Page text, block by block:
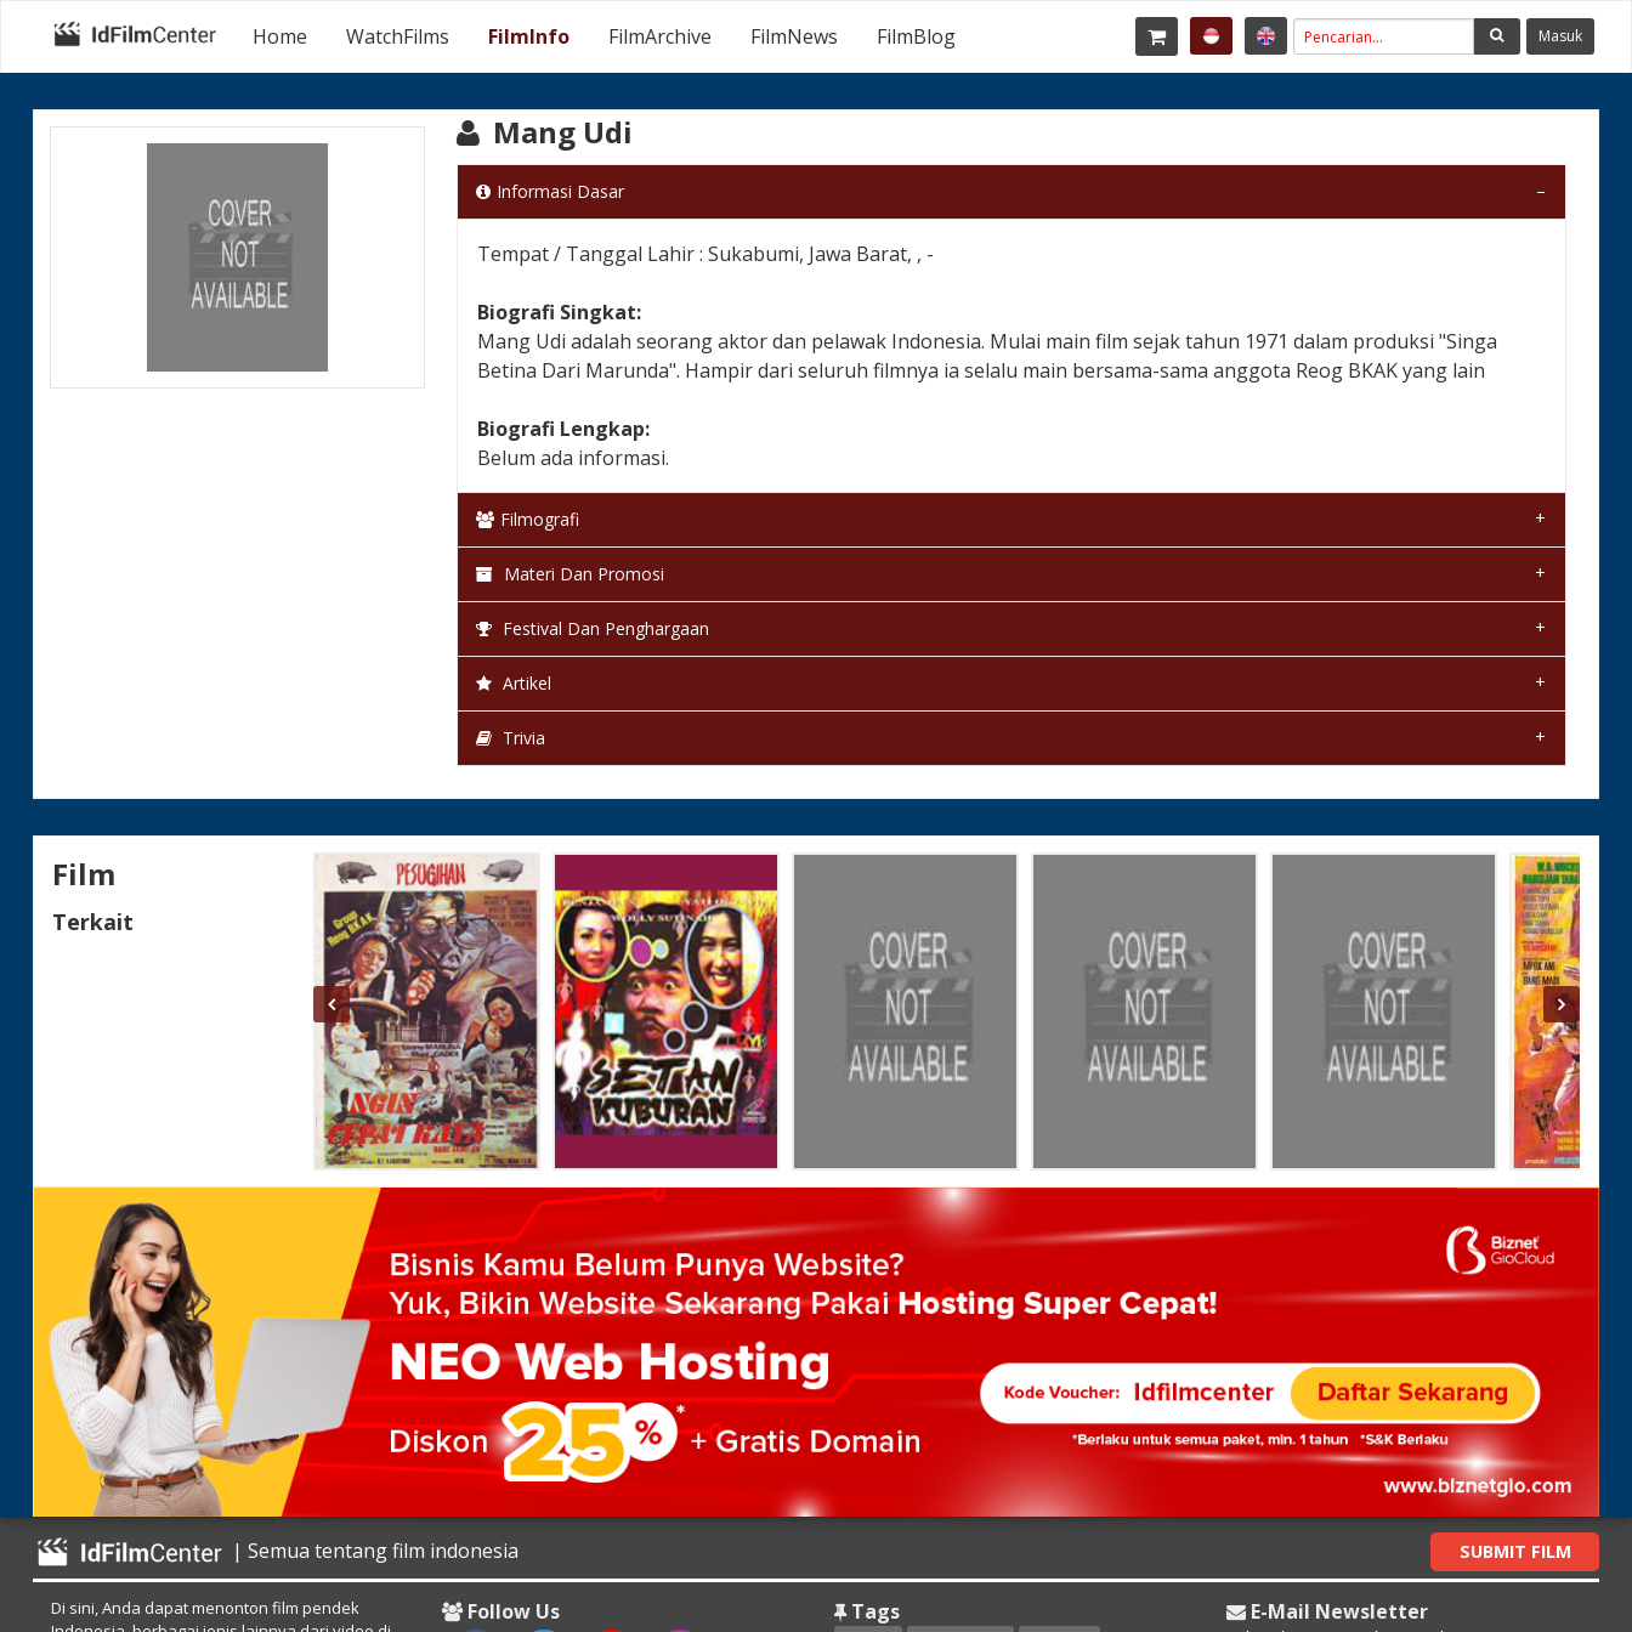
Home WatchFilms FilmInfo FilmArchive FilmNews FilmBlog Masuk
Mang Udi
Informasi Dasar
Tempat / Tanggal Lahir : Sukabumi, Jawa Barat, , -
Biografi Singkat:
Mang Udi adalah seorang aktor dan pelawak Indonesia. Mulai main film sejak tahun 1971 dalam produksi "Singa
Betina Dari Marunda". Hampir dari seluruh filmnya ia selalu main bersama-sama anggota Reog BKAK yang lain
Biografi Lengkap:
Belum ada informasi.
Filmografi
Materi Dan Promosi
Festival Dan Penghargaan
Artikel
Trivia
Film
Terkait
| Semua tentang film indonesia SUBMIT FILM
Di sini, Anda dapat menonton film pendek
Follow Us Tags E-Mail Newsletter